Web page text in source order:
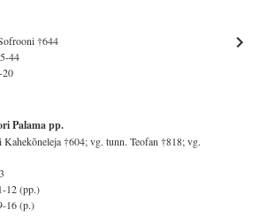
†644
44
20
Palama pp.
†604; vg. tunn. Teofan †818; vg.
12 (pp.)
16 (p.)